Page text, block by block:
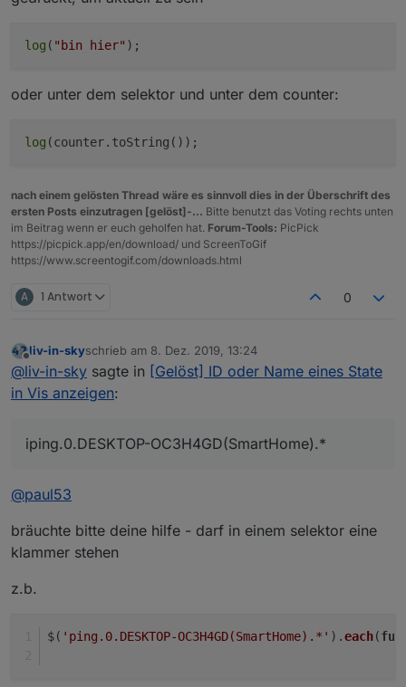
log ( "bin hier" );
oder unter dem selektor und unter dem counter:
log
nach einem gelösten Thread wäre es sinnvoll dies in der Überschrift des
ersten Posts einzutragen [gelöst]-... Bitte benutzt das Voting rechts unten
im Beitrag wenn er euch geholfen hat. Forum-Tools: PicPick
https://picpick.app/en/download/ und ScreenToGif
https://www.screentogif.com/downloads.html
A 1 Antwort 0
Offline
liv-in-skyschrieb am 8. Dez. 2019, 13:24
zuletzt editiert von
@liv-in-sky sagte in [Gelöst] ID oder Name eines State
in Vis anzeigen:
iping.0.DESKTOP-OC3H4GD(SmartHome).*
@paul53
bräuchte bitte deine hilfe - darf in einem selektor eine
klammer stehen
z.b.
$( 'ping.0.DESKTOP-OC3H4GD(SmartHome).*' ).each(